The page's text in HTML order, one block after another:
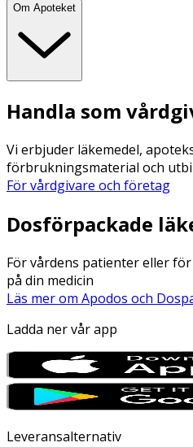
Om Apoteket
Handla som
Vi erbjuder läkemedel,
förbrukningsmaterial och
För vårdgivare och företag
Dosförpackade
För vårdens patienter eller
på din medicin
Läs mer om Apodos och
Ladda ner vår app
Leveransalternativ